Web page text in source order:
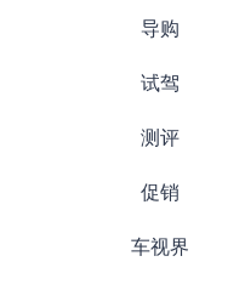
导购
试驾
测评
促销
车视界